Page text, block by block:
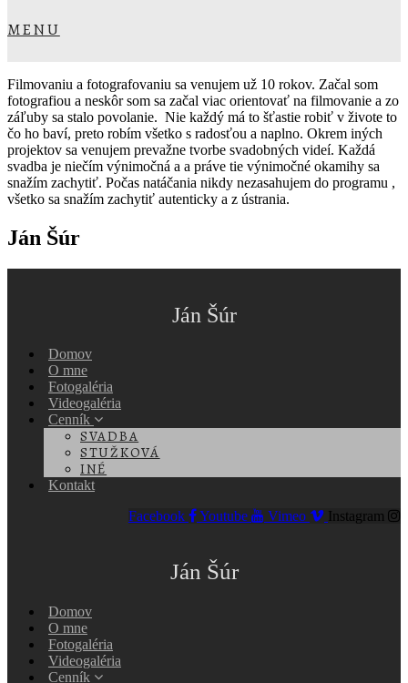
MENU
Filmovaniu a fotografovaniu sa venujem už 10 rokov. Začal som
fotografiou a neskôr som sa začal viac orientovať na filmovanie a zo
záľuby sa stalo povolanie. Nie každý má to šťastie robiť v živote to
čo ho baví, preto robím všetko s radosťou a naplno. Okrem iných
projektov sa venujem prevažne tvorbe svadobných videí. Každá
svadba je niečím výnimočná a a práve tie výnimočné okamihy sa
snažím zachytiť. Počas natáčania nikdy nezasahujem do programu ,
všetko sa snažím zachytiť autenticky a z ústrania.
Ján Šúr
Ján Šúr
Domov
O mne
Fotogaléria
Videogaléria
Cenník
SVADBA
STUŽKOVÁ
INÉ
Kontakt
Facebook
Youtube Vimeo Instagram
Ján Šúr
Domov
O mne
Fotogaléria
Videogaléria
Cenník